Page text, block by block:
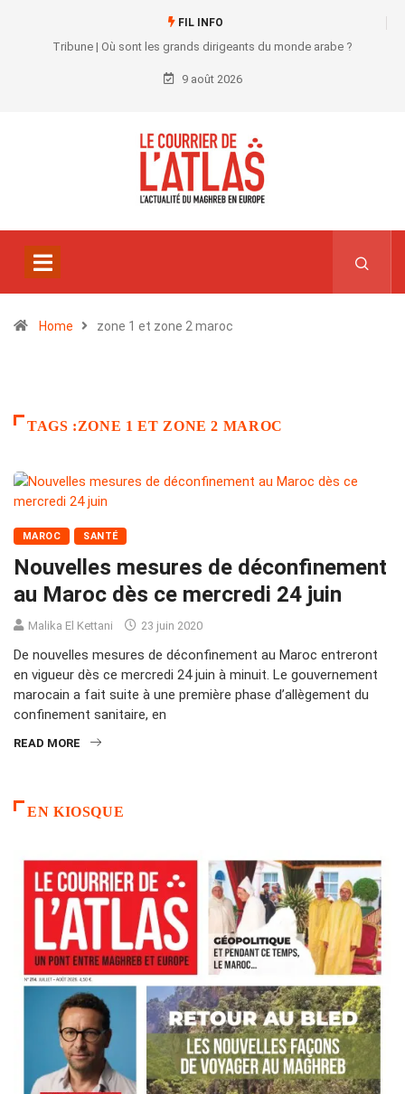
FIL INFO
Tribune | Où sont les grands dirigeants du monde arabe ?
9 août 2026
Home zone 1 et zone 2 maroc
TAGS :ZONE 1 ET ZONE 2 MAROC
MAROC SANTÉ
Nouvelles mesures de déconfinement
au Maroc dès ce mercredi 24 juin
Malika El Kettani 23 juin 2020
De nouvelles mesures de déconfinement au Maroc entreront
en vigueur dès ce mercredi 24 juin à minuit. Le gouvernement
marocain a fait suite à une première phase d’allègement du
confinement sanitaire, en
READ MORE
EN KIOSQUE